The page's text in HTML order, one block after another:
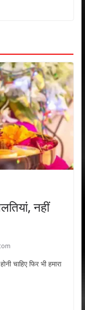
नहीं
चाहिए फिर भी हमारा